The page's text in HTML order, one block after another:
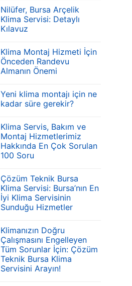
Nilüfer, Bursa Arçelik
Klima Servisi: Detaylı
Kılavuz
Klima Montaj Hizmeti İçin
Önceden Randevu
Almanın Önemi
Yeni klima montajı için ne
kadar süre gerekir?
Klima Servis, Bakım ve
Montaj Hizmetlerimiz
Hakkında En Çok Sorulan
100 Soru
Çözüm Teknik Bursa
Klima Servisi: Bursa’nın En
İyi Klima Servisinin
Sunduğu Hizmetler
Klimanızın Doğru
Çalışmasını Engelleyen
Tüm Sorunlar İçin: Çözüm
Teknik Bursa Klima
Servisini Arayın!